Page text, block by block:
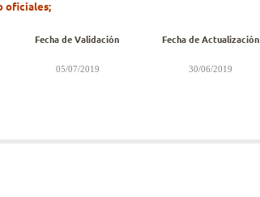
oficiales;
Fecha de Validación Fecha de Actualización
05/07/2019 30/06/2019